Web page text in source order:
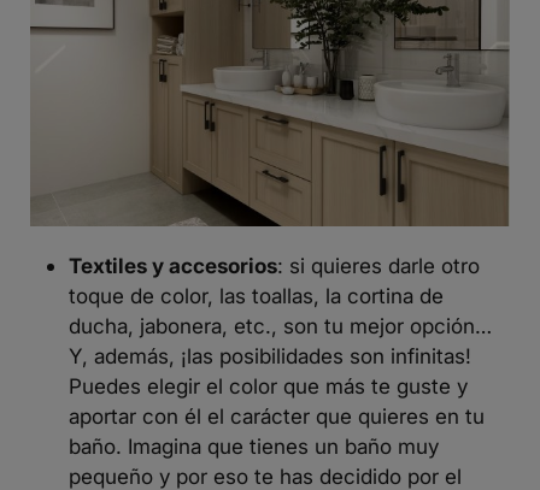
Textiles y accesorios: si quieres darle otro
toque de color, las toallas, la cortina de
ducha, jabonera, etc., son tu mejor opción…
Y, además, ¡las posibilidades son infinitas!
Puedes elegir el color que más te guste y
aportar con él el carácter que quieres en tu
baño. Imagina que tienes un baño muy
pequeño y por eso te has decidido por el